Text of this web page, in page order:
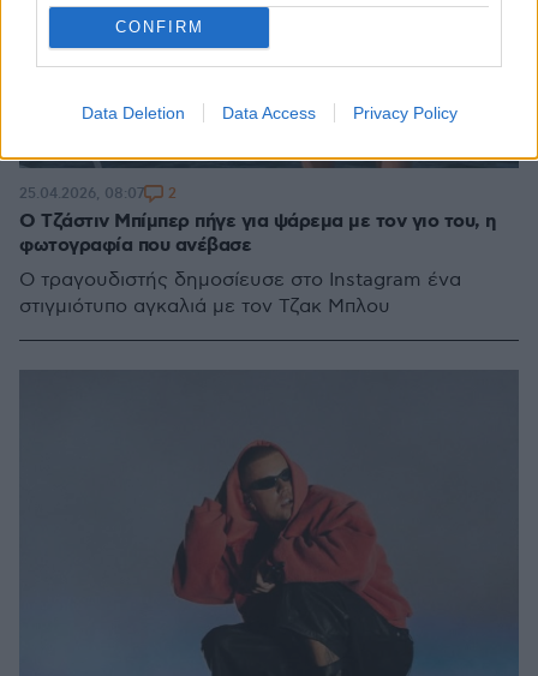
CONFIRM
Data Deletion Data Access Privacy Policy
Ο Τζάστιν Μπίμπερ πήγε για ψάρεμα με τον γιο του, η
φωτογραφία που ανέβασε
Ο τραγουδιστής δημοσίευσε στο Instagram ένα
στιγμιότυπο αγκαλιά με τον Τζακ Μπλου
25.04.2026, 08:07 2